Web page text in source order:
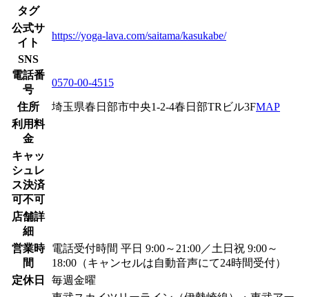
タグ
公式サ
イト
https://yoga-lava.com/saitama/kasukabe/
SNS
電話番
号
0570-00-4515
住所 埼玉県春日部市中央1-2-4春日部TRビル3FMAP
利用料
金
キャッ
シュレ
ス決済
可不可
店舗詳
細
営業時
間
電話受付時間 平日 9:00～21:00／土日祝 9:00～
18:00（キャンセルは自動音声にて24時間受付）
定休日
毎週金曜